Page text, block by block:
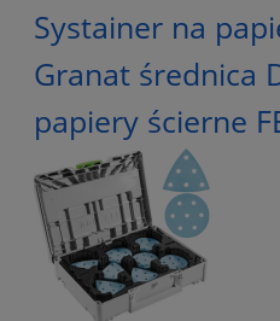
Systainer na
Granat średnica
papiery ścierne